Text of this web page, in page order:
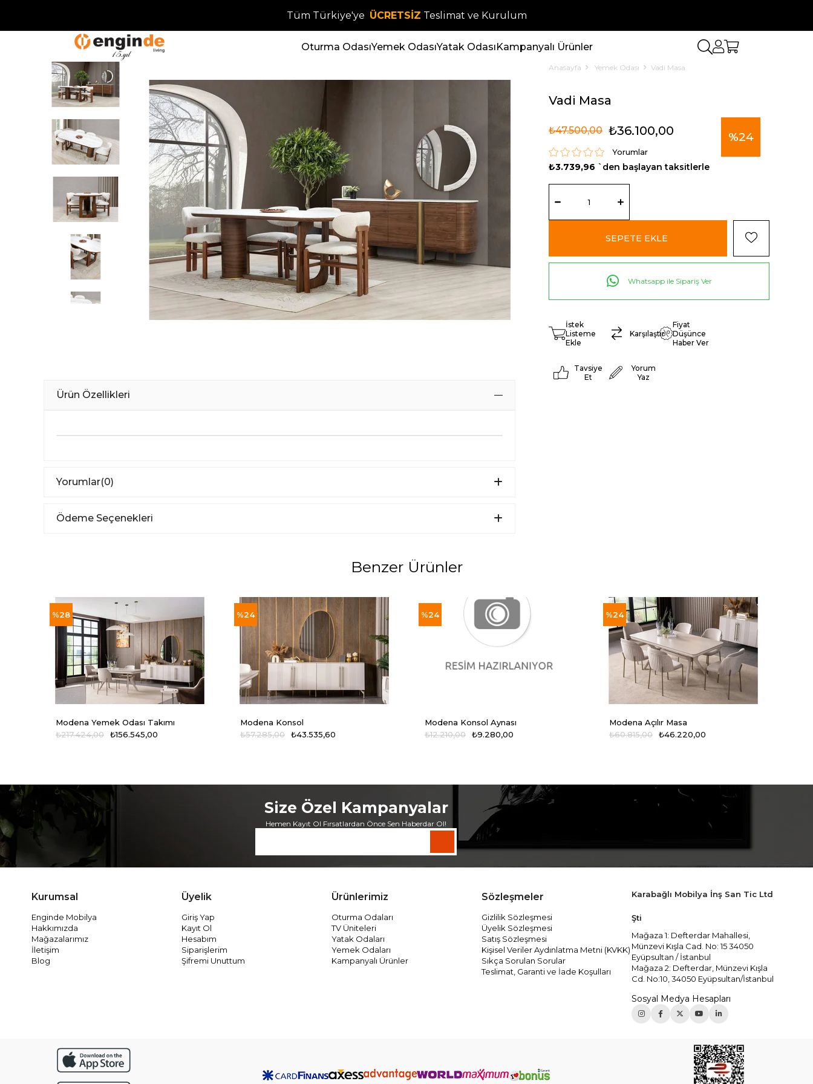
Tüm Türkiye'ye ÜCRETSİZ Teslimat ve Kurulum
Oturma OdasıYemek OdasıYatak OdasıKampanyalı Ürünler
Ürün Özellikleri
Yorumlar(0)
Ödeme Seçenekleri
Anasayfa Yemek Odası Vadi Masa
Vadi Masa
%24
₺47.500,00 ₺36.100,00
Yorumlar
₺3.739,96 `den başlayan taksitlerle
Whatsapp ile Sipariş Ver
İstek
Listeme
Ekle
Karşılaştır
Fiyat
Düşünce
Haber Ver
Tavsiye
Et
Yorum
Yaz
Benzer Ürünler
Modena Yemek Odası Takımı
₺156.545,00
₺217.424,00
%28
Modena Konsol
₺43.535,60
₺57.285,00
%24
Modena Konsol Aynası
₺9.280,00
₺12.210,00
%24
Modena Açılır Masa
₺46.220,00
₺60.815,00
%24
Size Özel Kampanyalar
Hemen Kayıt Ol Fırsatlardan Önce Sen Haberdar Ol!
Kurumsal
Enginde Mobilya
Hakkımızda
Mağazalarımız
İletişim
Blog
Üyelik
Giriş Yap
Kayıt Ol
Hesabım
Siparişlerim
Şifremi Unuttum
Ürünlerimiz
Oturma Odaları
TV Üniteleri
Yatak Odaları
Yemek Odaları
Kampanyalı Ürünler
Sözleşmeler
Gizlilik Sözleşmesi
Üyelik Sözleşmesi
Satış Sözleşmesi
Kişisel Veriler Aydınlatma Metni (KVKK)
Sıkça Sorulan Sorular
Teslimat, Garanti ve İade Koşulları
Karabağlı Mobilya İnş San Tic Ltd
Şti
Mağaza 1: Defterdar Mahallesi,
Münzevi Kışla Cad. No: 15 34050
Eyüpsultan / İstanbul
Mağaza 2: Defterdar, Münzevi Kışla
Cd. No:10, 34050 Eyüpsultan/İstanbul
Sosyal Medya Hesapları